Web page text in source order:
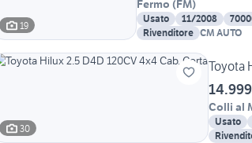
19
Fermo (FM)
Usato 11/2008
Rivenditore CM AUTO
30
Toyota
Colli al
Usato